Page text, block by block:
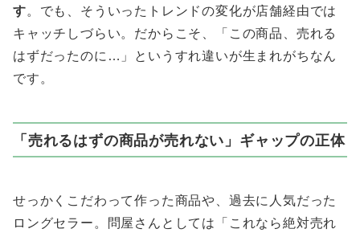
す。でも、そういったトレンドの変化が店舗経由では
キャッチしづらい。だからこそ、「この商品、売れる
はずだったのに…」というすれ違いが生まれがちなん
です。
「売れるはずの商品が売れない」ギャップの正体
せっかくこだわって作った商品や、過去に人気だった
ロングセラー。問屋さんとしては「これなら絶対売れ